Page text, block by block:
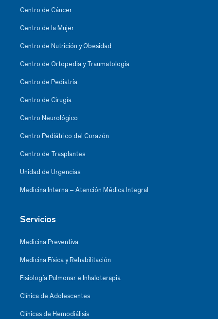
Centro de Cáncer
Centro de la Mujer
Centro de Nutrición y Obesidad
Centro de Ortopedia y Traumatología
Centro de Pediatría
Centro de Cirugía
Centro Neurológico
Centro Pediátrico del Corazón
Centro de Trasplantes
Unidad de Urgencias
Medicina Interna – Atención Médica Integral
Servicios
Medicina Preventiva
Medicina Física y Rehabilitación
Fisiología Pulmonar e Inhaloterapia
Clínica de Adolescentes
Clínicas de Hemodiálisis